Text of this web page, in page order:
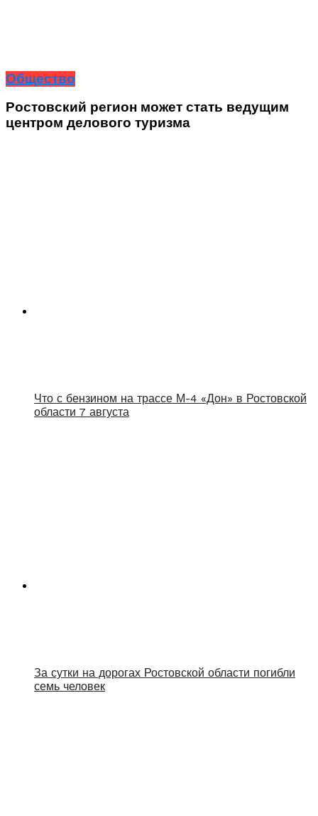
Общество
Ростовский регион может стать ведущим
центром делового туризма
Что с бензином на трассе М-4 «Дон» в Ростовской
области 7 августа
За сутки на дорогах Ростовской области погибли
семь человек